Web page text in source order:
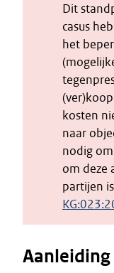
Dit
casus
het
kosten
naar
nodig
om deze
partijen
Aanleiding